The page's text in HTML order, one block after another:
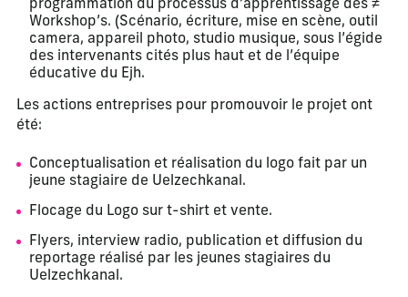
programmation du processus d’apprentissage des ≠
Workshop’s. (Scénario, écriture, mise en scène, outil
camera, appareil photo, studio musique, sous l’égide
des intervenants cités plus haut et de l’équipe
éducative du Ejh.
Les actions entreprises pour promouvoir le projet ont
été:
Conceptualisation et réalisation du logo fait par un
jeune stagiaire de Uelzechkanal.
Flocage du Logo sur t-shirt et vente.
Flyers, interview radio, publication et diffusion du
reportage réalisé par les jeunes stagiaires du
Uelzechkanal.